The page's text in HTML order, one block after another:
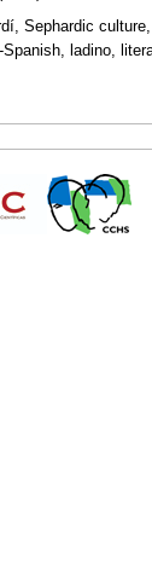
Sephardic
ladino,